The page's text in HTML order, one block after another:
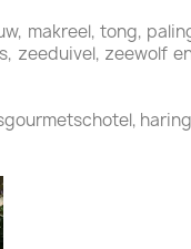
makreel, tong,
zeewolf